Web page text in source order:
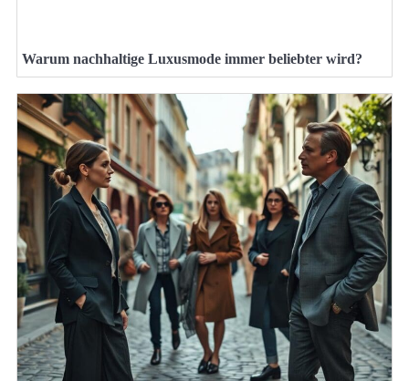
Warum nachhaltige Luxusmode immer beliebter wird?